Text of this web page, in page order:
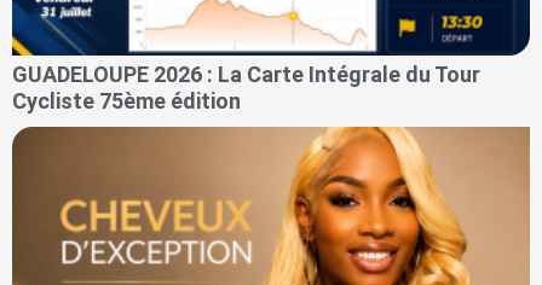
GUADELOUPE 2026 : La Carte Intégrale du Tour
Cycliste 75ème édition